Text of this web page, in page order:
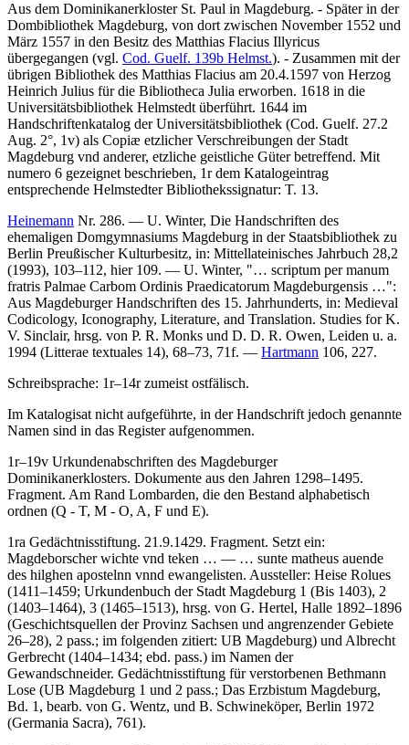
Aus dem Dominikanerkloster St. Paul in Magdeburg. - Später in der
Dombibliothek Magdeburg, von dort zwischen November 1552 und
März 1557 in den Besitz des Matthias Flacius Illyricus
übergegangen (vgl. Cod. Guelf. 139b Helmst.). - Zusammen mit der
übrigen Bibliothek des Matthias Flacius am 20.4.1597 von Herzog
Heinrich Julius für die Bibliotheca Julia erworben. 1618 in die
Universitätsbibliothek Helmstedt überführt. 1644 im
Handschriftenkatalog der Universitätsbibliothek (Cod. Guelf. 27.2
Aug. 2°, 1v) als Copiæ etzlicher Verschreibungen der Stadt
Magdeburg vnd anderer, etzliche geistliche Güter betreffend. Mit
numero 6 gezeignet beschrieben, 1r dem Katalogeintrag
entsprechende Helmstedter Bibliothekssignatur: T. 13.
Heinemann Nr. 286. — U. Winter, Die Handschriften des
ehemaligen Domgymnasiums Magdeburg in der Staatsbibliothek zu
Berlin Preußischer Kulturbesitz, in: Mittellateinisches Jahrbuch 28,2
(1993), 103–112, hier 109. — U. Winter, "… scriptum per manum
fratris Palmae Carbom Ordinis Praedicatorum Magdeburgensis …":
Aus Magdeburger Handschriften des 15. Jahrhunderts, in: Medieval
Codicology, Iconography, Literature, and Translation. Studies for K.
V. Sinclair, hrsg. von P. R. Monks und D. D. R. Owen, Leiden u. a.
1994 (Litterae textuales 14), 68–73, 71f. — Hartmann 106, 227.
Schreibsprache: 1r–14r zumeist ostfälisch.
Im Katalogisat nicht aufgeführte, in der Handschrift jedoch genannte
Namen sind in das Register aufgenommen.
1r–19v Urkundenabschriften des Magdeburger
Dominikanerklosters. Dokumente aus den Jahren 1298–1495.
Fragment. Am Rand Lombarden, die den Bestand alphabetisch
ordnen (Q - T, M - O, A, F und E).
1ra Gedächtnisstiftung. 21.9.1429. Fragment. Setzt ein:
Magdeborscher wichte vnd teken … — … sunte matheus auende
des hilghen apostelnn vnnd ewangelisten. Aussteller: Heise Rolues
(1411–1459; Urkundenbuch der Stadt Magdeburg 1 (Bis 1403), 2
(1403–1464), 3 (1465–1513), hrsg. von G. Hertel, Halle 1892–1896
(Geschichtsquellen der Provinz Sachsen und angrenzender Gebiete
26–28), 2 pass.; im folgenden zitiert: UB Magdeburg) und Albrecht
Gerbrecht (1404–1434; ebd. pass.) im Namen der
Gewandschneider. Gedächtnisstiftung für verstorbenen Bethmann
Lose (UB Magdeburg 1 und 2 pass.; Das Erzbistum Magdeburg,
Bd. 1, bearb. von G. Wentz, und B. Schwineköper, Berlin 1972
(Germania Sacra), 761).